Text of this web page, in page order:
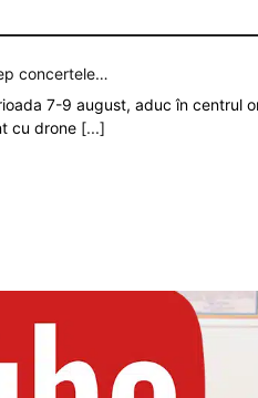
concertele…
7-9 august, aduc în centrul
cu drone [...]